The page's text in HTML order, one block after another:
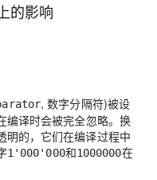
的影响
, 数字分隔符)被设
编译时会被完全忽略。换
明的，它们在编译过程中
1'000'000和1000000在